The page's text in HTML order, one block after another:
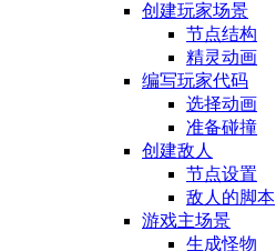
创建玩家场景
节点结构
精灵动画
编写玩家代码
选择动画
准备碰撞
创建敌人
节点设置
敌人的脚本
游戏主场景
生成怪物